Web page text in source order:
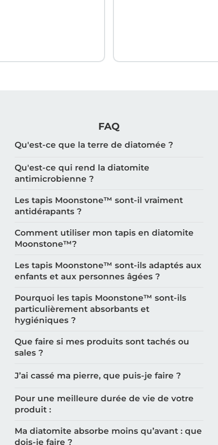
Qu'est-ce qui rend la diatomite
Les tapis Moonstone™️ sont-il vraiment
Comment utiliser mon tapis en diatomite
Les tapis Moonstone™️ sont-ils adaptés aux
Pourquoi les tapis Moonstone™️ sont-ils
particulièrement absorbants et
Que faire si mes produits sont tachés ou
Pour une meilleure durée de vie de votre
Ma diatomite absorbe moins qu’avant : que